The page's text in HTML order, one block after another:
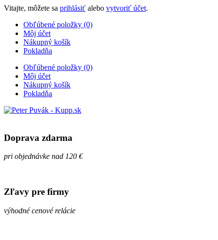
Vitajte, môžete sa prihlásiť alebo vytvoriť účet.
Obľúbené položky (0)
Môj účet
Nákupný košík
Pokladňa
Obľúbené položky (0)
Môj účet
Nákupný košík
Pokladňa
Doprava zdarma
pri objednávke nad 120 €
Zľavy pre firmy
výhodné cenové relácie